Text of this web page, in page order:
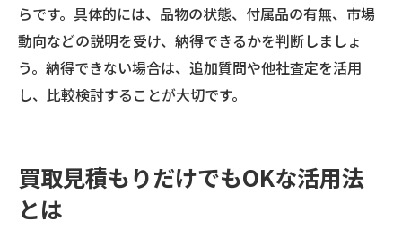
らです。具体的には、品物の状態、付属品の有無、市場
動向などの説明を受け、納得できるかを判断しましょ
う。納得できない場合は、追加質問や他社査定を活用
し、比較検討することが大切です。
買取見積もりだけでもOKな活用法
とは